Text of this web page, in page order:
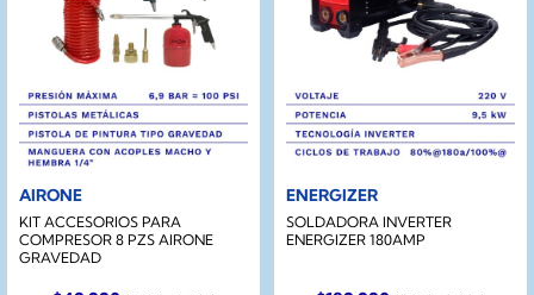
AIRONE
KIT ACCESORIOS PARA
COMPRESOR 8 PZS AIRONE
GRAVEDAD
ENERGIZER
SOLDADORA INVERTER
ENERGIZER 180AMP